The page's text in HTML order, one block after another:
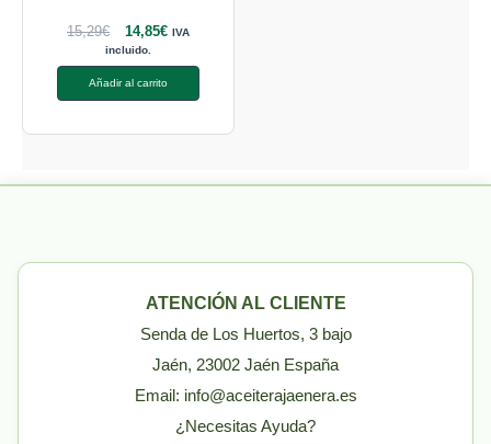
15,29€ 14,85€ IVA
incluido.
Añadir al carrito
ATENCIÓN AL CLIENTE
Senda de Los Huertos, 3 bajo
Jaén, 23002 Jaén España
Email: info@aceiterajaenera.es
¿Necesitas Ayuda?